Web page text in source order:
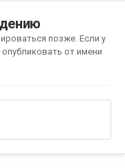
позже. Если у
опубликовать от имени